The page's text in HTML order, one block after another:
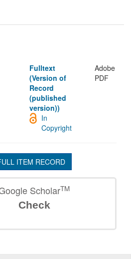
Fulltext
(Version of
Record
(published
version))
Adobe
PDF
In
Copyright
ITEM RECORD
ScholarTM
Check